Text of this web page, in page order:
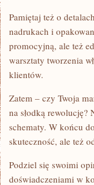
Pamiętaj też o
nadrukach i
promocyjną, ale też
warsztaty tworzenia
klientów.
Zatem – czy Twoja
na słodką
schematy. W końcu
skuteczność, ale też
Podziel się swoimi
doświadczeniami w